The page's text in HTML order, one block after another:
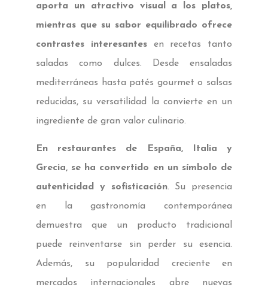
aporta un atractivo visual a los platos,
mientras que su sabor equilibrado ofrece
contrastes interesantes en recetas tanto
saladas como dulces. Desde ensaladas
mediterráneas hasta patés gourmet o salsas
reducidas, su versatilidad la convierte en un
ingrediente de gran valor culinario.
En restaurantes de España, Italia y
Grecia, se ha convertido en un símbolo de
autenticidad y sofisticación. Su presencia
en la gastronomía contemporánea
demuestra que un producto tradicional
puede reinventarse sin perder su esencia.
Además, su popularidad creciente en
mercados internacionales abre nuevas